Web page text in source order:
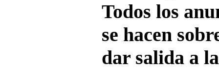
Todos los
se hacen
dar salida a